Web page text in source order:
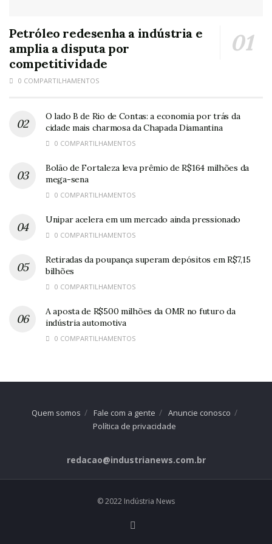
Petróleo redesenha a indústria e
amplia a disputa por
competitividade
0 COMPARTILHAMENTOS
O lado B de Rio de Contas: a economia por trás da
cidade mais charmosa da Chapada Diamantina
0 COMPARTILHAMENTOS
Bolão de Fortaleza leva prêmio de R$164 milhões da
mega-sena
0 COMPARTILHAMENTOS
Unipar acelera em um mercado ainda pressionado
0 COMPARTILHAMENTOS
Retiradas da poupança superam depósitos em R$7,15
bilhões
0 COMPARTILHAMENTOS
A aposta de R$500 milhões da OMR no futuro da
indústria automotiva
0 COMPARTILHAMENTOS
Quem somos Fale com a gente
Anuncie conosco
Política de privacidade
redacao@industrianews.com.br
© 2022 Indústria News